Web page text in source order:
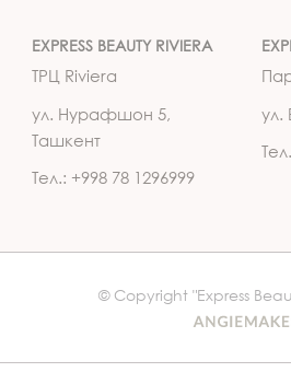
EXPRESS BEAUTY RIVIERA
ТРЦ Riviera
ул. Нурафшон 5,
Ташкент
Тел.: +998 78 1296999
ул.
© Copyright "Express